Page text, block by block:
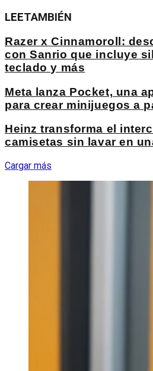
LEETAMBIÉN
Razer x Cinnamoroll:
con Sanrio que incluye
teclado y más
Meta lanza Pocket, una
para crear minijuegos a
Heinz transforma el
camisetas sin lavar en
Cargar más